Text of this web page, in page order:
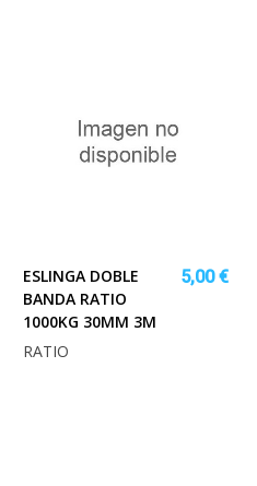
ESLINGA DOBLE
BANDA RATIO
1000KG 30MM 3M
5,00 €
RATIO